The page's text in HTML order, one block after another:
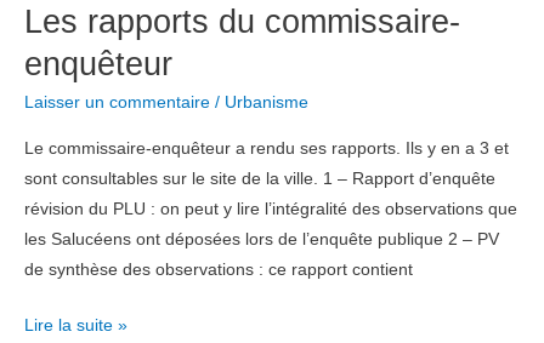
au
déclassement
des
voies
Les rapports du commissaire-
enquêteur
Laisser un commentaire / Urbanisme
Le commissaire-enquêteur a rendu ses rapports. Ils y en a 3 et
sont consultables sur le site de la ville. 1 – Rapport d’enquête
révision du PLU : on peut y lire l’intégralité des observations que
les Salucéens ont déposées lors de l’enquête publique 2 – PV
de synthèse des observations : ce rapport contient
Les
Lire la suite »